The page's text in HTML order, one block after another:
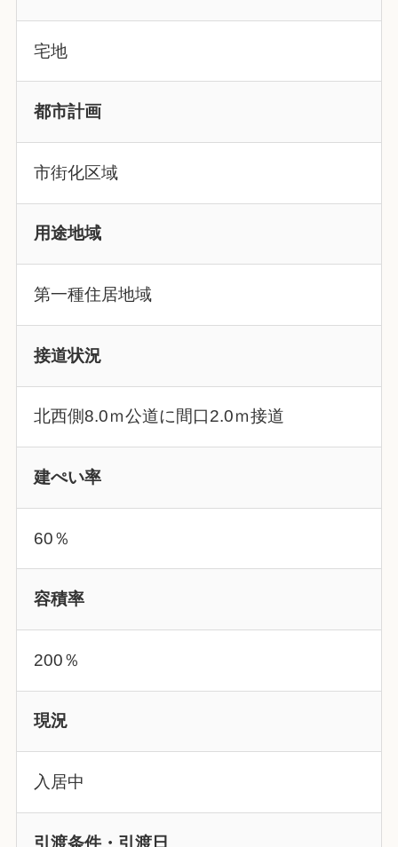
宅地
都市計画
市街化区域
用途地域
第一種住居地域
接道状況
北西側8.0ｍ公道に間口2.0ｍ接道
建ぺい率
60％
容積率
200％
現況
入居中
引渡条件・引渡日